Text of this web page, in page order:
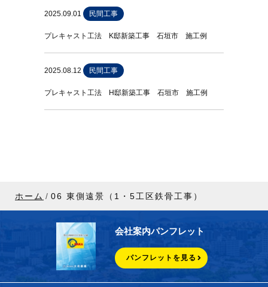
2025.09.01 民間工事
プレキャスト工法 K邸新築工事 石垣市 施工例
2025.08.12 民間工事
プレキャスト工法 H邸新築工事 石垣市 施工例
ホーム 06 東側遠景（1・5工区鉄骨工事）
会社案内パンフレット
パンフレットを見る